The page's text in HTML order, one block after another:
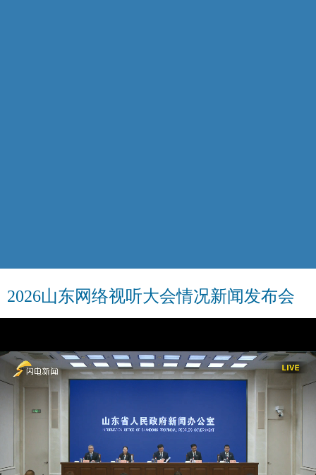
2026山东网络视听大会情况新闻发布会